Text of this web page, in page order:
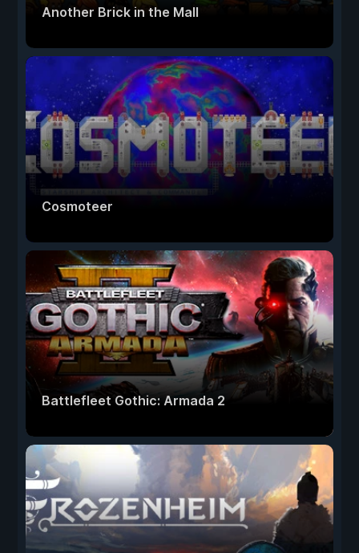
Another Brick in the Mall
Cosmoteer
Battlefleet Gothic: Armada 2